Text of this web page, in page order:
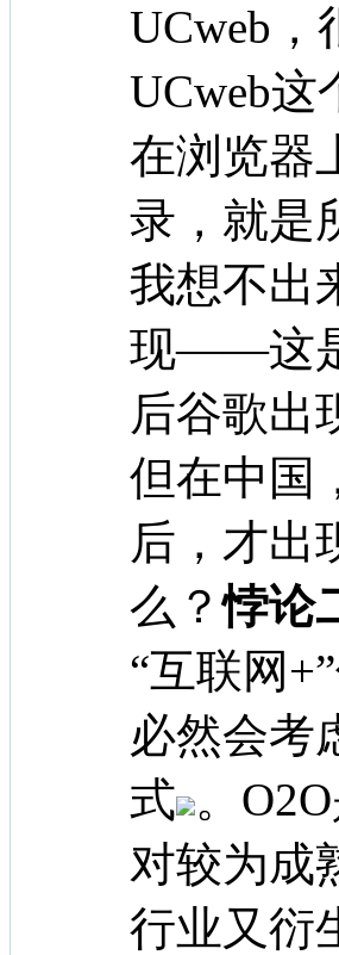
UCweb
UCweb
在浏览器
录，就是
我想不出
现——这
后谷歌出
但在中国
后，才出
么？悖论
“互联网
必然会考
式 。
对较为成
行业又衍